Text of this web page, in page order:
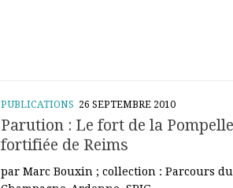
PUBLICATIONS 26 SEPTEMBRE 2010
Parution : Le fort de la
fortifiée de Reims
par Marc Bouxin ; collection : Parcours